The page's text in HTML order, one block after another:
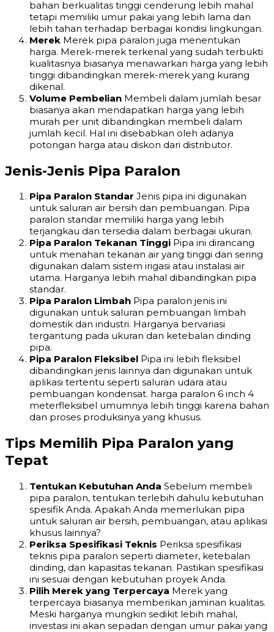
bahan berkualitas tinggi cenderung lebih mahal
tetapi memiliki umur pakai yang lebih lama dan
lebih tahan terhadap berbagai kondisi lingkungan.
Merek Merek pipa paralon juga menentukan
harga. Merek-merek terkenal yang sudah terbukti
kualitasnya biasanya menawarkan harga yang lebih
tinggi dibandingkan merek-merek yang kurang
dikenal.
Volume Pembelian Membeli dalam jumlah besar
biasanya akan mendapatkan harga yang lebih
murah per unit dibandingkan membeli dalam
jumlah kecil. Hal ini disebabkan oleh adanya
potongan harga atau diskon dari distributor.
Jenis-Jenis Pipa Paralon
Pipa Paralon Standar Jenis pipa ini digunakan
untuk saluran air bersih dan pembuangan. Pipa
paralon standar memiliki harga yang lebih
terjangkau dan tersedia dalam berbagai ukuran.
Pipa Paralon Tekanan Tinggi Pipa ini dirancang
untuk menahan tekanan air yang tinggi dan sering
digunakan dalam sistem irigasi atau instalasi air
utama. Harganya lebih mahal dibandingkan pipa
standar.
Pipa Paralon Limbah Pipa paralon jenis ini
digunakan untuk saluran pembuangan limbah
domestik dan industri. Harganya bervariasi
tergantung pada ukuran dan ketebalan dinding
pipa.
Pipa Paralon Fleksibel Pipa ini lebih fleksibel
dibandingkan jenis lainnya dan digunakan untuk
aplikasi tertentu seperti saluran udara atau
pembuangan kondensat. harga paralon 6 inch 4
meterfleksibel umumnya lebih tinggi karena bahan
dan proses produksinya yang khusus.
Tips Memilih Pipa Paralon yang
Tepat
Tentukan Kebutuhan Anda Sebelum membeli
pipa paralon, tentukan terlebih dahulu kebutuhan
spesifik Anda. Apakah Anda memerlukan pipa
untuk saluran air bersih, pembuangan, atau aplikasi
khusus lainnya?
Periksa Spesifikasi Teknis Periksa spesifikasi
teknis pipa paralon seperti diameter, ketebalan
dinding, dan kapasitas tekanan. Pastikan spesifikasi
ini sesuai dengan kebutuhan proyek Anda.
Pilih Merek yang Terpercaya Merek yang
terpercaya biasanya memberikan jaminan kualitas.
Meski harganya mungkin sedikit lebih mahal,
investasi ini akan sepadan dengan umur pakai yang